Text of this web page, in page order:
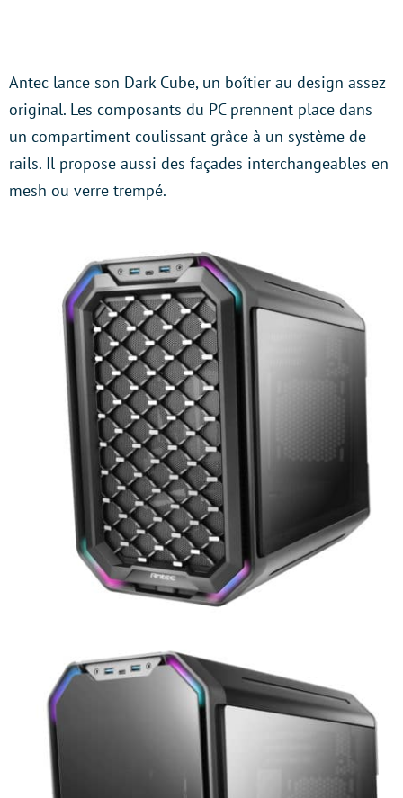
Antec lance son Dark Cube, un boîtier au design assez
original. Les composants du PC prennent place dans
un compartiment coulissant grâce à un système de
rails. Il propose aussi des façades interchangeables en
mesh ou verre trempé.